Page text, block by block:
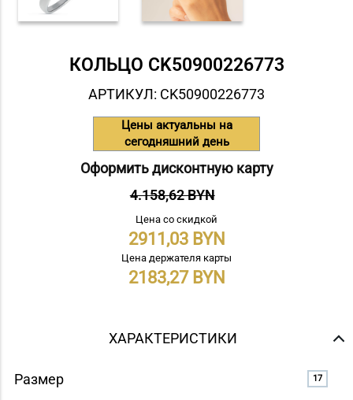
КОЛЬЦО СK50900226773
АРТИКУЛ: СK50900226773
Цены актуальны на
сегодняшний день
Оформить дисконтную карту
4.158,62 BYN
Цена со скидкой
2911,03
Цена держателя карты
2183,27
ХАРАКТЕРИСТИКИ
Размер 17